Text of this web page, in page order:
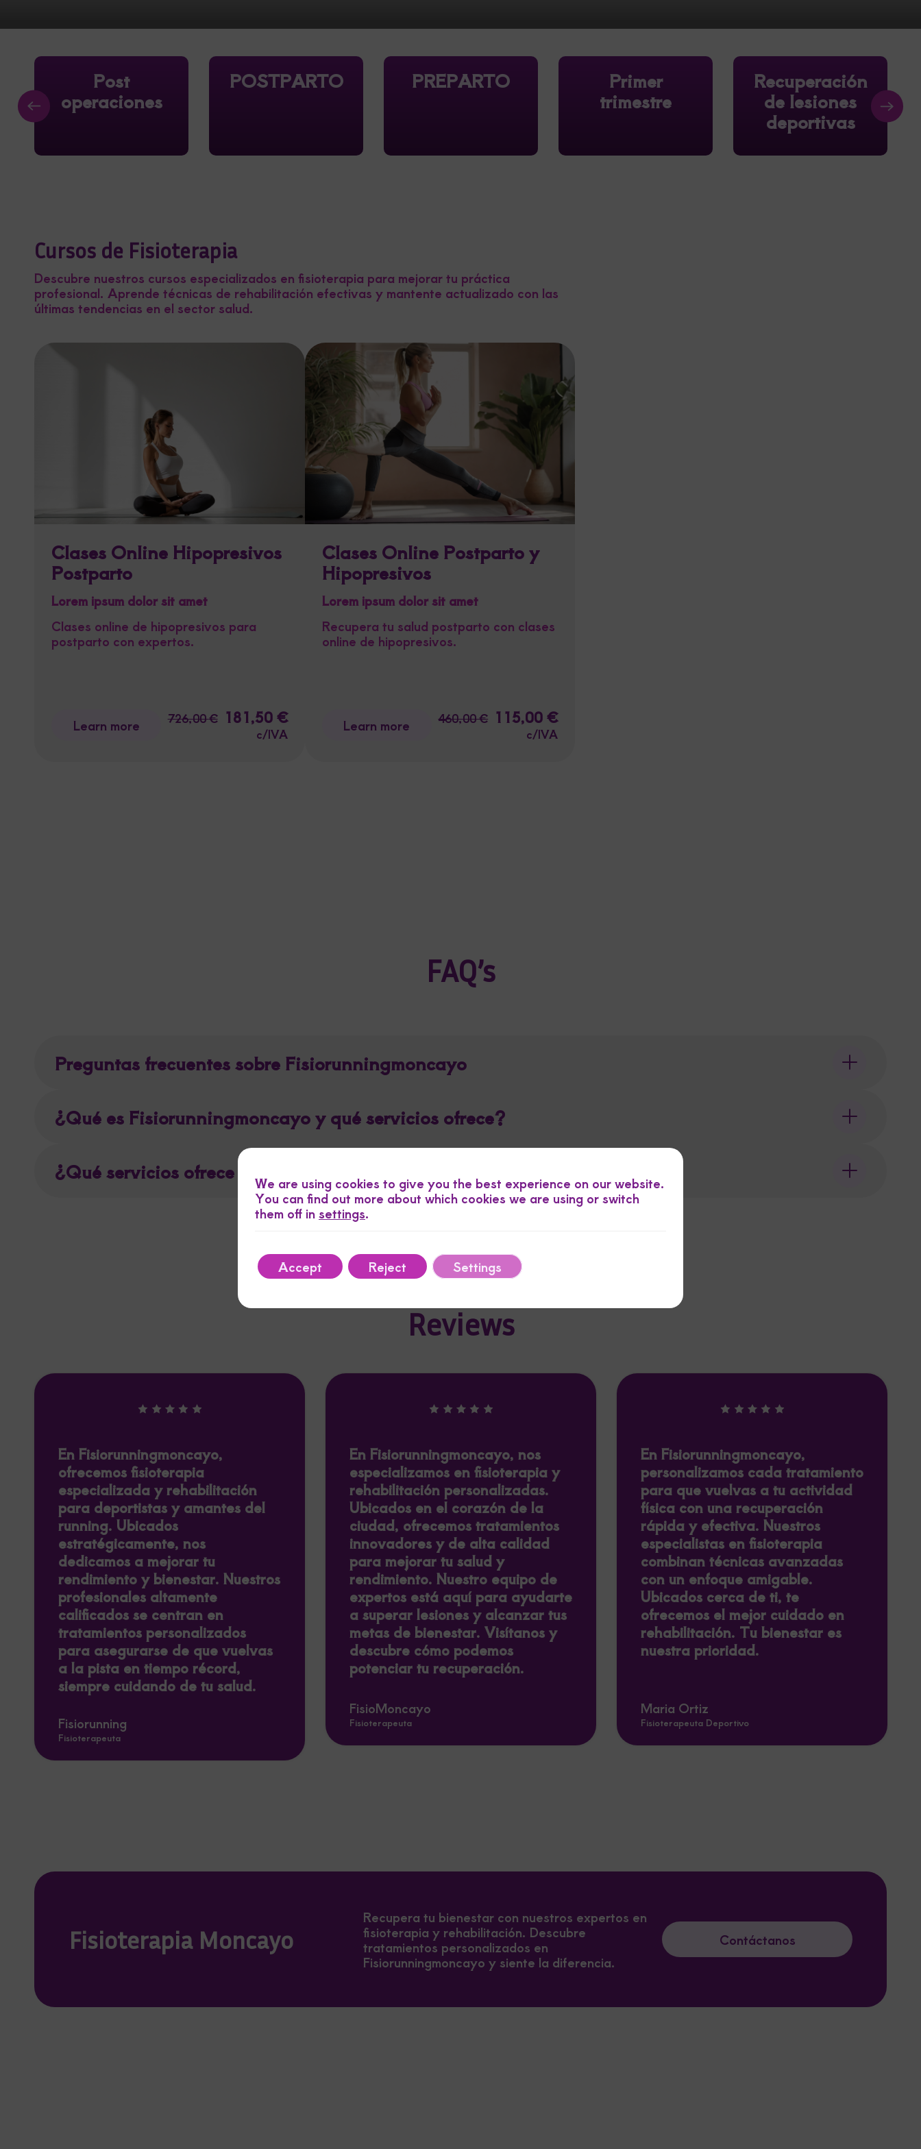
Post
operaciones
POSTPARTO PREPARTO
Primer
trimestre
Recuperación
de lesiones
deportivas
Cursos de Fisioterapia
Descubre nuestros cursos especializados en fisioterapia para mejorar tu práctica
profesional. Aprende técnicas de rehabilitación efectivas y mantente actualizado con las
últimas tendencias en el sector salud.
Clases Online Hipopresivos
Postparto
Lorem ipsum dolor sit amet
Clases online de hipopresivos para
postparto con expertos.
Learn more 726,00€ Original
181,50 €Current
c/IVA
Clases Online Postparto y
Hipopresivos
Lorem ipsum dolor sit amet
Recupera tu salud postparto con clases
online de hipopresivos.
Learn more 460,00€ Original
115,00€Current
c/IVA
FAQ’s
Preguntas frecuentes sobre Fisiorunningmoncayo
¿Qué es Fisiorunningmoncayo y qué servicios ofrece?
¿Qué servicios ofrece Fisiorunningmoncayo?
Reviews
En Fisiorunningmoncayo,
ofrecemos fisioterapia
especializada y rehabilitación
para deportistas y amantes del
running. Ubicados
estratégicamente, nos
dedicamos a mejorar tu
rendimiento y bienestar. Nuestros
profesionales altamente
calificados se centran en
tratamientos personalizados
para asegurarse de que vuelvas
a la pista en tiempo récord,
siempre cuidando de tu salud.
Fisiorunning
Fisioterapeuta
En Fisiorunningmoncayo, nos
especializamos en fisioterapia y
rehabilitación personalizadas.
Ubicados en el corazón de la
ciudad, ofrecemos tratamientos
innovadores y de alta calidad
para mejorar tu salud y
rendimiento. Nuestro equipo de
expertos está aquí para ayudarte
a superar lesiones y alcanzar tus
metas de bienestar. Visítanos y
descubre cómo podemos
potenciar tu recuperación.
FisioMoncayo
Fisioterapeuta
En Fisiorunningmoncayo,
personalizamos cada tratamiento
para que vuelvas a tu actividad
física con una recuperación
rápida y efectiva. Nuestros
especialistas en fisioterapia
combinan técnicas avanzadas
con un enfoque amigable.
Ubicados cerca de ti, te
ofrecemos el mejor cuidado en
rehabilitación. Tu bienestar es
nuestra prioridad.
Maria Ortiz
Fisioterapeuta Deportivo
Fisioterapia Moncayo
Recupera tu bienestar con nuestros expertos en
fisioterapia y rehabilitación. Descubre
tratamientos personalizados en
Fisiorunningmoncayo y siente la diferencia.
Contáctanos
We are using cookies to give you the best experience on our website.
You can find out more about which cookies we are using or switch
them off insettings.
Accept Reject Settings